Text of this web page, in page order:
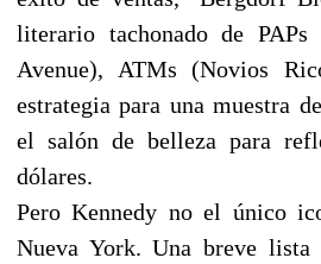
literario tachonado de PAPs
Avenue), ATMs (Novios
estrategia para una muestra
el salón de belleza para
dólares.
Pero Kennedy no el único
Nueva York. Una breve